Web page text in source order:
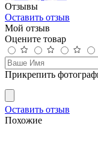
Отзывы
Оставить отзыв
Мой отзыв
Оцените товар
Прикрепить
Оставить отзыв
Похожие